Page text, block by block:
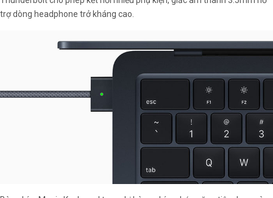
trợ dòng headphone trở kháng cao.